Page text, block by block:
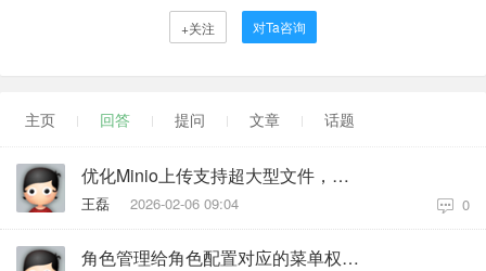
+关注 对Ta咨询
主页 回答 提问 文章 话题
优化Minio上传支持超大型文件，前后端怎么集成及使用，有相关的文档说明吗？
王磊 2026-02-06 09:04 0
角色管理给角色配置对应的菜单权限，菜单下某个按钮权限没有配置，上级的菜单也无法显示